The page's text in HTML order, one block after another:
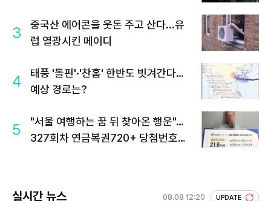
3
중국산 에어콘을 웃돈 주고 산다...유
럽 열광시킨 메이디
4
태풍 '돌핀'·'찬홈' 한반도 빗겨간다…
예상 경로는?
5
"서울 여행하는 꿈 뒤 찾아온 행운"…
327회차 연금복권720+ 당첨번호조
실시간 뉴스 08.08 12:20 UPDATE